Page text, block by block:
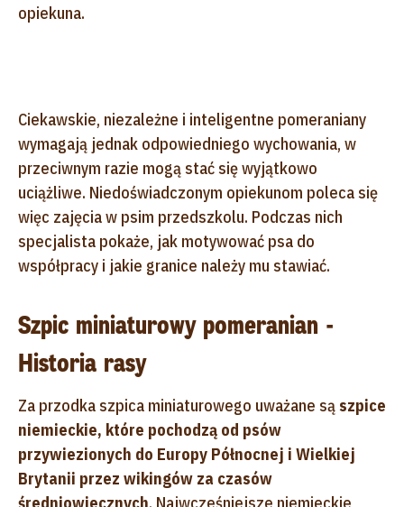
opiekuna.
Ciekawskie, niezależne i inteligentne pomeraniany
wymagają jednak odpowiedniego wychowania, w
przeciwnym razie mogą stać się wyjątkowo
uciążliwe. Niedoświadczonym opiekunom poleca się
więc zajęcia w psim przedszkolu. Podczas nich
specjalista pokaże, jak motywować psa do
współpracy i jakie granice należy mu stawiać.
Szpic miniaturowy pomeranian -
Historia rasy
Za przodka szpica miniaturowego uważane sąszpice
niemieckie, które pochodzą od psów
przywiezionych do Europy Północnej i Wielkiej
Brytanii przez wikingów za czasów
średniowiecznych. Najwcześniejsze niemieckie